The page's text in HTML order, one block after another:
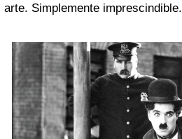
arte. Simplemente imprescindible.